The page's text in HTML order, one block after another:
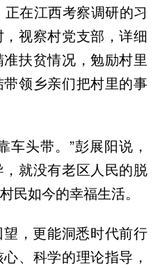
在江西考察调研的习
视察村党支部，详细
扶贫情况，勉励村里
领乡亲们把村里的事
车头带。”彭展阳说，
就没有老区人民的脱
民如今的幸福生活。
，更能洞悉时代前行
、科学的理论指导，